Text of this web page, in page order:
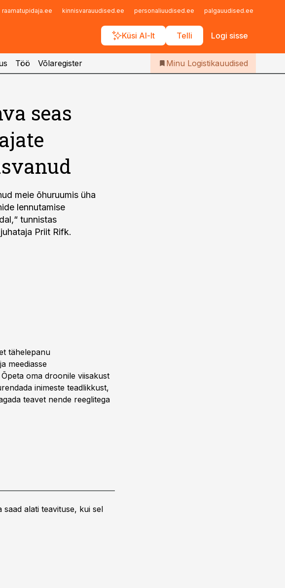
raamatupidaja.ee kinnisvarauudised.ee personaliuudised.ee palgauudised.ee
Küsi AI-lt Telli Logi sisse
Iseteenindus
Telli Logistikauudised
Töö Võlaregister Minu Logistikauudised
seas
meie õhuruumis üha
lennutamise
tunnistas
Priit Rifk.
tähelepanu
meediasse
oma droonile viisakust
inimeste teadlikkust,
teavet nende reeglitega
alati teavituse, kui sel